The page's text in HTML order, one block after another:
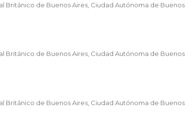
Británico de Buenos Aires, Ciudad Autónoma de Buenos
Británico de Buenos Aires, Ciudad Autónoma de Buenos
Británico de Buenos Aires, Ciudad Autónoma de Buenos